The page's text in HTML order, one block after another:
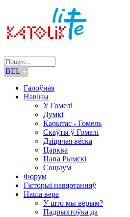
BEL
Галоўная
Навіны
У Гомелі
Думкі
Карытас - Гомель
Скаўты ў Гомелі
Дзіцячая вёска
Царква
Папа Рымскі
Соцыум
Форум
Гісторыі навяртанняў
Наша вера
У што мы верым?
Падрыхтоўка да